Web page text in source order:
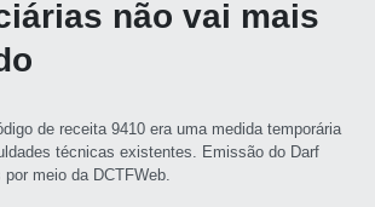
não vai mais
de receita 9410 era uma medida temporária
técnicas existentes. Emissão do Darf
meio da DCTFWeb.